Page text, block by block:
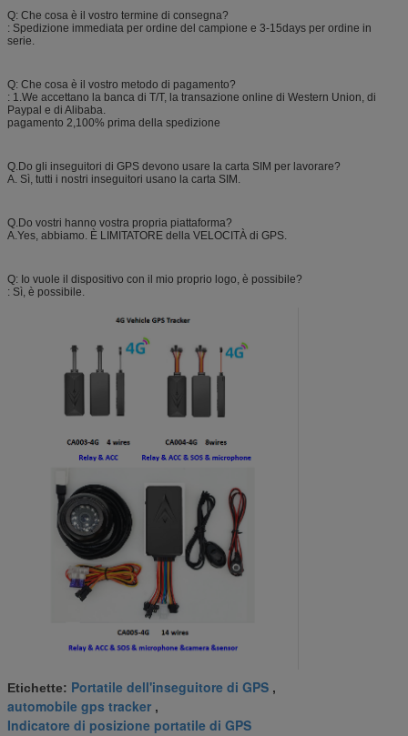
Q: Che cosa è il vostro termine di consegna?
: Spedizione immediata per ordine del campione e 3-15days per ordine in
serie.
Q: Che cosa è il vostro metodo di pagamento?
: 1.We accettano la banca di T/T, la transazione online di Western Union, di
Paypal e di Alibaba.
pagamento 2,100% prima della spedizione
Q.Do gli inseguitori di GPS devono usare la carta SIM per lavorare?
A. Sì, tutti i nostri inseguitori usano la carta SIM.
Q.Do vostri hanno vostra propria piattaforma?
A.Yes, abbiamo. È LIMITATORE della VELOCITÀ di GPS.
Q: Io vuole il dispositivo con il mio proprio logo, è possibile?
: Sì, è possibile.
Etichette: Portatile dell'inseguitore di GPS ,
automobile gps tracker ,
Indicatore di posizione portatile di GPS